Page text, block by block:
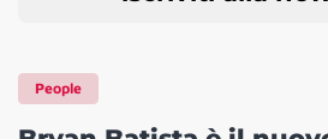
People